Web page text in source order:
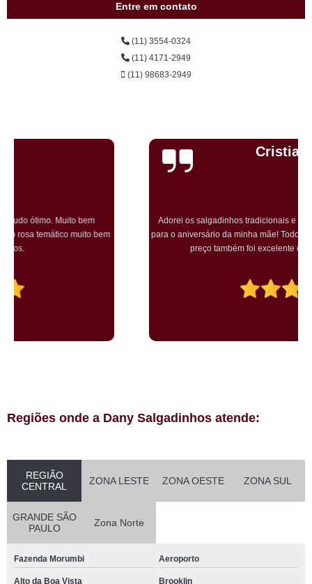
Entre em contato
(11) 3554-0324
(11) 4171-2949
(11) 98683-2949
Cristiane Dramali de
Oliveira
Adorei os salgadinhos tradicionais e os vegetarianos que encomendei
para o aniversário da minha mãe! Todos os convidados gostaram muito! O
preço também foi excelente e tornarei a encomendar!
Regiões onde a Dany Salgadinhos atende:
REGIÃO
CENTRAL
ZONA LESTE ZONA OESTE ZONA SUL
GRANDE SÃO
PAULO
Zona Norte
Fazenda Morumbi Aeroporto
Alto da Boa Vista Brooklin